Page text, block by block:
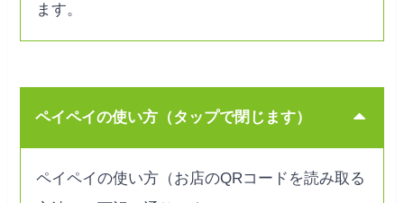
ます。
ペイペイの使い方（タップで閉じます）
ペイペイの使い方（お店のQRコードを読み取る